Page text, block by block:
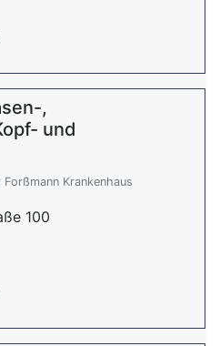
,
und
Krankenhaus
100